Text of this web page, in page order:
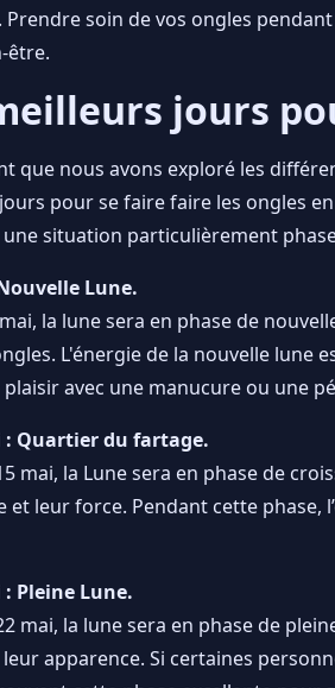
soin de vos ongles
être.
jours
que nous avons exploré les
pour se faire faire les ongles
situation particulièrement
Lune.
la lune sera en phase de
L'énergie de la nouvelle lune
avec une manucure ou une
: Quartier du fartage.
mai, la Lune sera en phase de
et leur force. Pendant cette phase,
: Pleine Lune.
mai, la lune sera en phase de
apparence. Si certaines